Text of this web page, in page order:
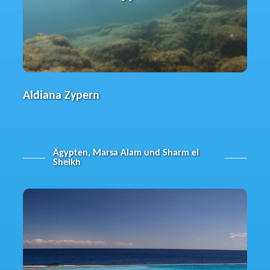
welches hervorragend für die
Anfängerausbildung geeignet ist.
Aldiana Zypern
Ägypten, Marsa Alam und Sharm el
Sheikh
Die Tauchbasis liegt auf der Anhöhe des